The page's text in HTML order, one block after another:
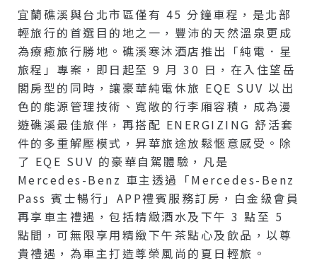
宜蘭礁溪與台北市區僅有 45 分鐘車程，是北部
輕旅行的首選目的地之一，豐沛的天然溫泉更成
為療癒旅行勝地。礁溪寒沐酒店推出「純電．星
旅程」專案，即日起至 9 月 30 日，在入住望岳
閣房型的同時，讓豪華純電休旅 EQE SUV 以出
色的能源管理技術、寬敞的行李廂容積，成為漫
遊礁溪最佳旅伴，再搭配 ENERGIZING 舒活套
件的多重解壓模式，昇華旅途放鬆愜意感受。除
了 EQE SUV 的豪華自駕體驗，凡是
Mercedes-Benz 車主透過「Mercedes-Benz
Pass 賓士暢行」APP禮賓服務訂房，白金級會員
再享車主禮遇，包括精緻酒水及下午 3 點至 5
點間，可無限享用精緻下午茶點心及飲品，以尊
貴禮遇，為車主打造尊榮風尚的夏日輕旅。